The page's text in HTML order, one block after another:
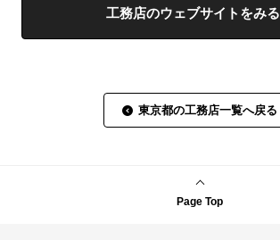
工務店のウェブサイトをみる
東京都の工務店一覧へ戻る
Page Top